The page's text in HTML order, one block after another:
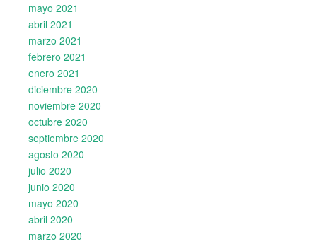
mayo 2021
abril 2021
marzo 2021
febrero 2021
enero 2021
diciembre 2020
noviembre 2020
octubre 2020
septiembre 2020
agosto 2020
julio 2020
junio 2020
mayo 2020
abril 2020
marzo 2020